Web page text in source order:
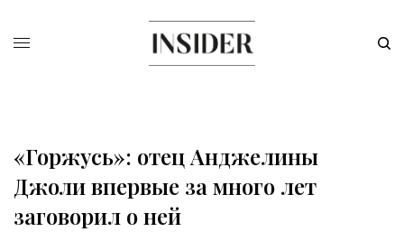
«Горжусь»: отец Анджелины
Джоли впервые за много лет
заговорил о ней